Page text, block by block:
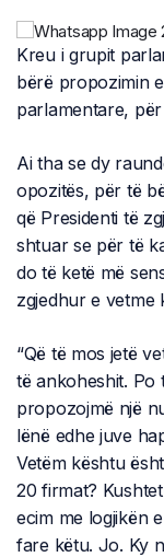
Kreu i grupit
bërë propozimin
parlamentare,
Ai tha se dy
opozitës, për të
që Presidenti të
shtuar se për të
do të ketë më
zgjedhur e vetme
“Që të mos jetë
të ankoheshit. Po
propozojmë një
lënë edhe juve
Vetëm kështu
20 firmat?
ecim me logjikën
fare këtu. Jo. Ky